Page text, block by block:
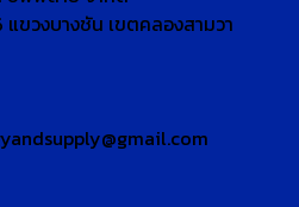
ขวงบางชัน เขตคลองสามวา